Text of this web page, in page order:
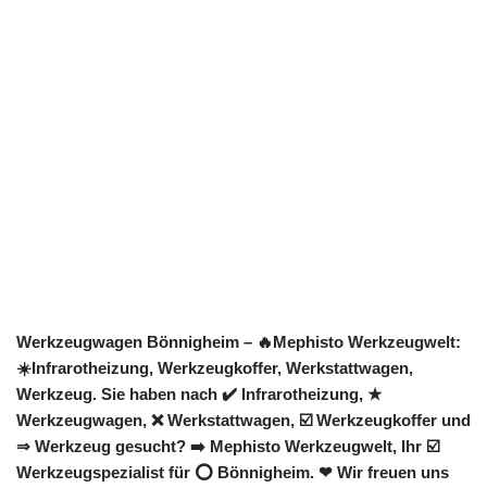
Werkzeugwagen Bönnigheim – 🔥Mephisto Werkzeugwelt:
☀️Infrarotheizung, Werkzeugkoffer, Werkstattwagen,
Werkzeug. Sie haben nach ✔️ Infrarotheizung, ★
Werkzeugwagen, ❌ Werkstattwagen, ☑️ Werkzeugkoffer und
⇒ Werkzeug gesucht? ➡️ Mephisto Werkzeugwelt, Ihr ☑️
Werkzeugspezialist für ⭕ Bönnigheim. ❤ Wir freuen uns